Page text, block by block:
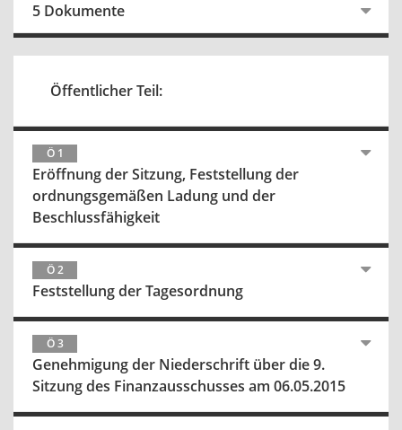
5 Dokumente
Öffentlicher Teil:
Ö 1
Eröffnung der Sitzung, Feststellung der
ordnungsgemäßen Ladung und der
Beschlussfähigkeit
Ö 2
Feststellung der Tagesordnung
Ö 3
Genehmigung der Niederschrift über die 9.
Sitzung des Finanzausschusses am 06.05.2015